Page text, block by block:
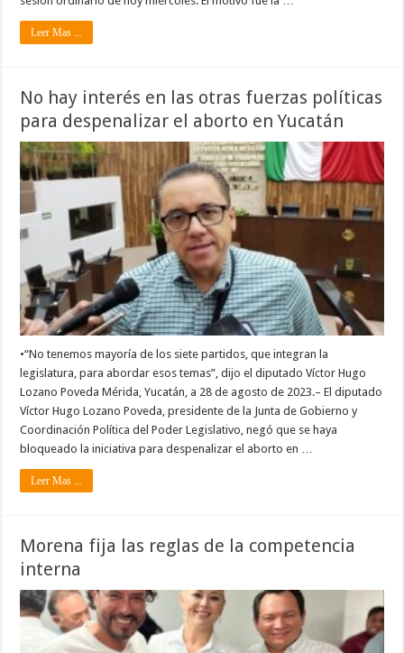
Leer Mas ...
No hay interés en las otras fuerzas políticas
para despenalizar el aborto en Yucatán
•“No tenemos mayoría de los siete partidos, que integran la
legislatura, para abordar esos temas”, dijo el diputado Víctor Hugo
Lozano Poveda Mérida, Yucatán, a 28 de agosto de 2023.– El diputado
Víctor Hugo Lozano Poveda, presidente de la Junta de Gobierno y
Coordinación Política del Poder Legislativo, negó que se haya
bloqueado la iniciativa para despenalizar el aborto en …
Leer Mas ...
Morena fija las reglas de la competencia
interna